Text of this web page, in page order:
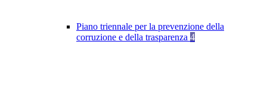
Piano triennale per la prevenzione della
corruzione e della trasparenza 4